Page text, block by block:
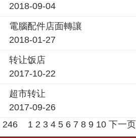
2018-09-04
電腦配件店面轉讓
2018-01-27
转让饭店
2017-10-22
超市转让
2017-09-26
246
1 2 3 4 5 6 7 8 9 10 下一页